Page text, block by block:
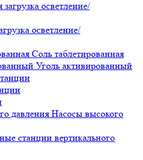
осветление/
Соль таблетированная
Уголь активированный
Насосы высокого